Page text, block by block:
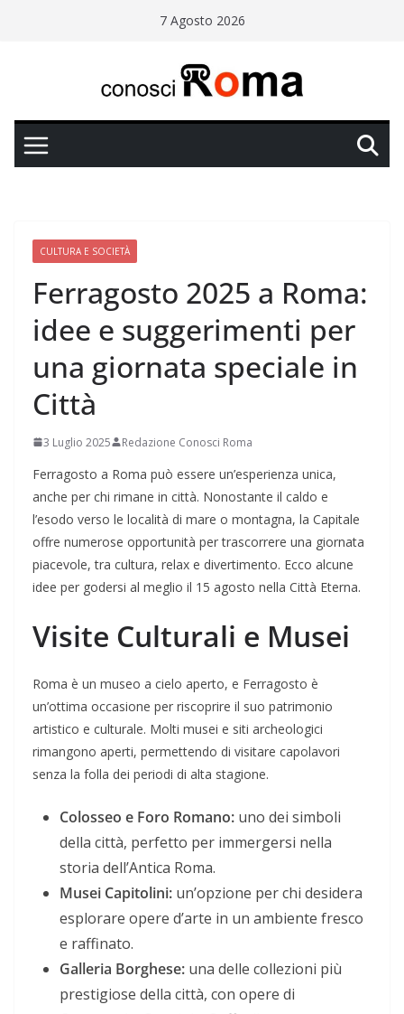
7 Agosto 2026
CULTURA E SOCIETÀ
Ferragosto 2025 a Roma:
idee e suggerimenti per
una giornata speciale in
Città
3 Luglio 2025 Redazione Conosci Roma
Ferragosto a Roma può essere un’esperienza unica,
anche per chi rimane in città. Nonostante il caldo e
l’esodo verso le località di mare o montagna, la Capitale
offre numerose opportunità per trascorrere una giornata
piacevole, tra cultura, relax e divertimento. Ecco alcune
idee per godersi al meglio il 15 agosto nella Città Eterna.
Visite Culturali e Musei
Roma è un museo a cielo aperto, e Ferragosto è
un’ottima occasione per riscoprire il suo patrimonio
artistico e culturale. Molti musei e siti archeologici
rimangono aperti, permettendo di visitare capolavori
senza la folla dei periodi di alta stagione.
Colosseo e Foro Romano: uno dei simboli
della città, perfetto per immergersi nella
storia dell’Antica Roma.
Musei Capitolini: un’opzione per chi desidera
esplorare opere d’arte in un ambiente fresco
e raffinato.
Galleria Borghese: una delle collezioni più
prestigiose della città, con opere di